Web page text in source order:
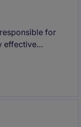
for
effective
operations,
obligations,